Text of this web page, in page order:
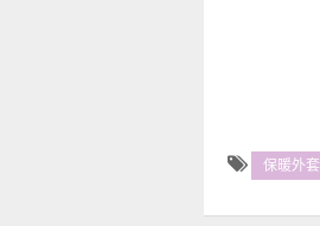
保暖外套